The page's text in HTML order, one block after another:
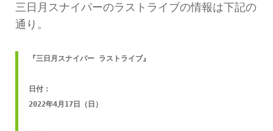
三日月スナイパーのラストライブの情報は下記の
通り。
『三日月スナイパー ラストライブ』
日付：
2022年4月17日（日）